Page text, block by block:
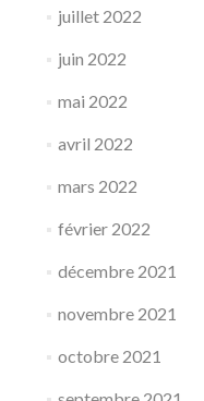
juillet 2022
juin 2022
mai 2022
avril 2022
mars 2022
février 2022
décembre 2021
novembre 2021
octobre 2021